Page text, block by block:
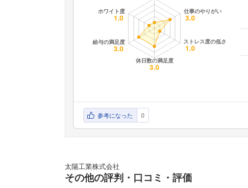
参考になった 0
太陽工業株式会社
その他の評判・口コミ・評価